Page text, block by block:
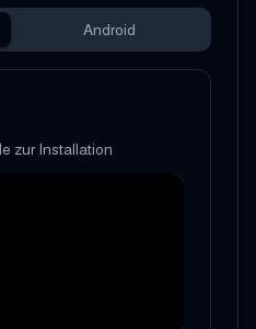
Android
zur Installation